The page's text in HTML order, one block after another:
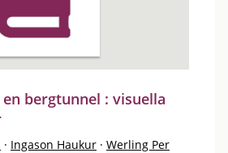
bergtunnel : visuella
· Ingason Haukur · Werling Per